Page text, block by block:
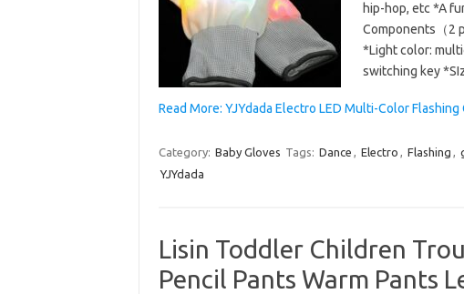
hip-hop, etc *A
Components（2
*Light color:
switching key
Read More: YJYdada Electro LED Multi-Color
Category: Baby Gloves Tags: Dance , Electro , Flashing ,
YJYdada
Lisin Toddler Children
Pencil Pants Warm Pants